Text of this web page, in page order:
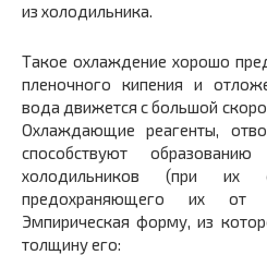
из холодильника.
Такое охлаждение хорошо
пленочного кипения и
вода движется с большой
Охлаждающие реагенты,
способствуют
холодильников (при их
предохраняющего их от
Эмпирическая форму, из
толщину его: